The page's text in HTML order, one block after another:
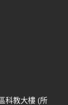
科教大樓 (所